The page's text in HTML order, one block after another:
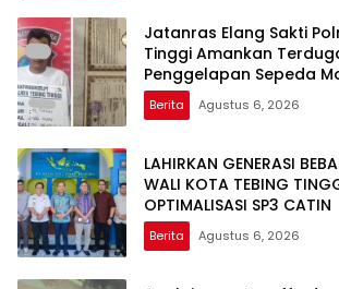
Jatanras Elang Sakti
Tinggi Amankan
Penggelapan Sepeda
Berita Agustus 6, 2026
LAHIRKAN GENERASI
WALI KOTA TEBING
OPTIMALISASI SP3 CATIN
Berita Agustus 6, 2026